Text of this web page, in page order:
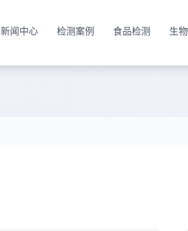
新闻中心 检测案例 食品检测 生